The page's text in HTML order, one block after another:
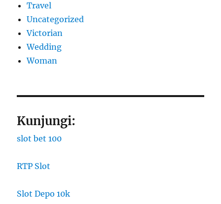
Travel
Uncategorized
Victorian
Wedding
Woman
Kunjungi:
slot bet 100
RTP Slot
Slot Depo 10k